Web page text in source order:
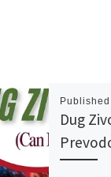
Published
Dug